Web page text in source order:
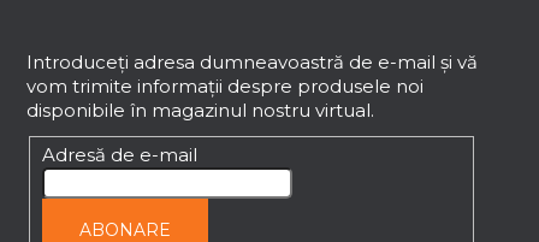
Introduceţi adresa dumneavoastră de e-mail şi vă
vom trimite informaţii despre produsele noi
disponibile în magazinul nostru virtual.
Adresă de e-mail
ABONARE